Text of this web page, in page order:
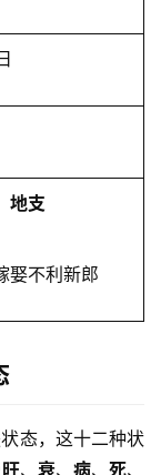
地支
娶不利新郎
态，这十二种状
、 衰、 病、死、